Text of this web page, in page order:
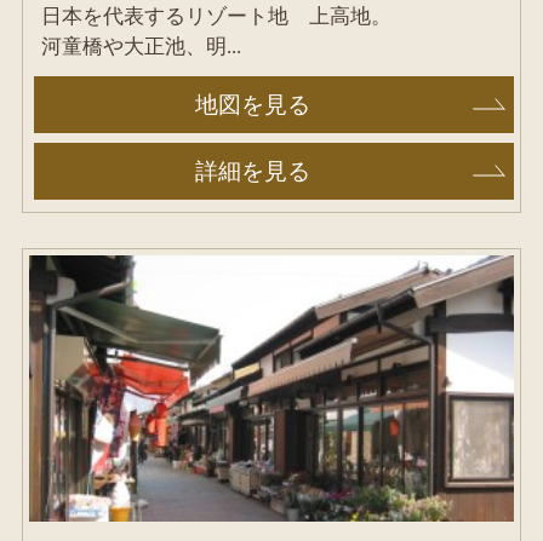
日本を代表するリゾート地 上高地。
河童橋や大正池、明...
地図を見る
詳細を見る